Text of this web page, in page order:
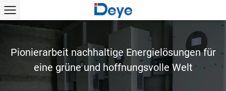
Energielösungen für
Welt